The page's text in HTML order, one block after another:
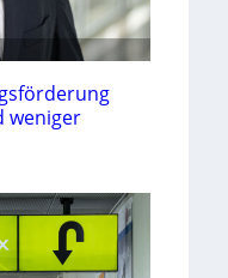
weniger